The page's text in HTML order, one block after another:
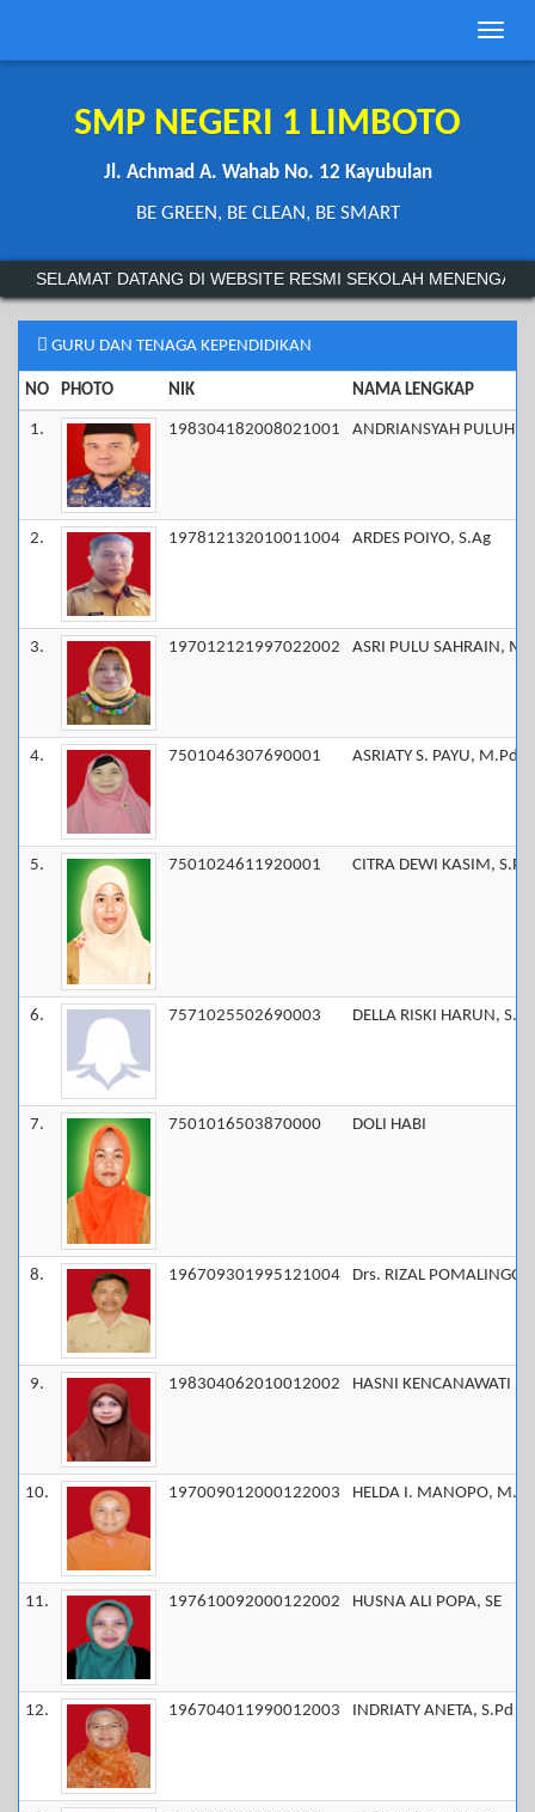
Toggle
SMP NEGERI 1 LIMBOTO
Jl. Achmad A. Wahab No. 12 Kayubulan
BE GREEN, BE CLEAN, BE SMART
SELAMAT DATANG DI WEBSITE RESMI SEKOLAH
GURU DAN TENAGA KEPENDIDIKAN
NO PHOTO NIK NAMA LENGKAP
1. 198304182008021001 ANDRIANSYAH
2. 197812132010011004 ARDES POIYO, S.Ag
3. 197012121997022002 ASRI PULU SAHRAIN,
4. 7501046307690001 ASRIATY S. PAYU, M.Pd
5. 7501024611920001 CITRA DEWI KASIM, S.Pd
6. 7571025502690003 DELLA RISKI HARUN, S.Pd
7. 7501016503870000 DOLI HABI
8. 196709301995121004 Drs. RIZAL POMALINGO
9. 198304062010012002 HASNI KENCANAWATI
10. 197009012000122003 HELDA I. MANOPO, M.Pd
11. 197610092000122002 HUSNA ALI POPA, SE
12. 196704011990012003 INDRIATY ANETA, S.Pd